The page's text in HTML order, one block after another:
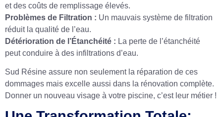
et des coûts de remplissage élevés.
Problèmes de Filtration : Un mauvais système de filtration
réduit la qualité de l’eau.
Détérioration de l’Étanchéité : La perte de l’étanchéité
peut conduire à des infiltrations d’eau.
Sud Résine assure non seulement la réparation de ces
dommages mais excelle aussi dans la rénovation complète.
Donner un nouveau visage à votre piscine, c’est leur métier !